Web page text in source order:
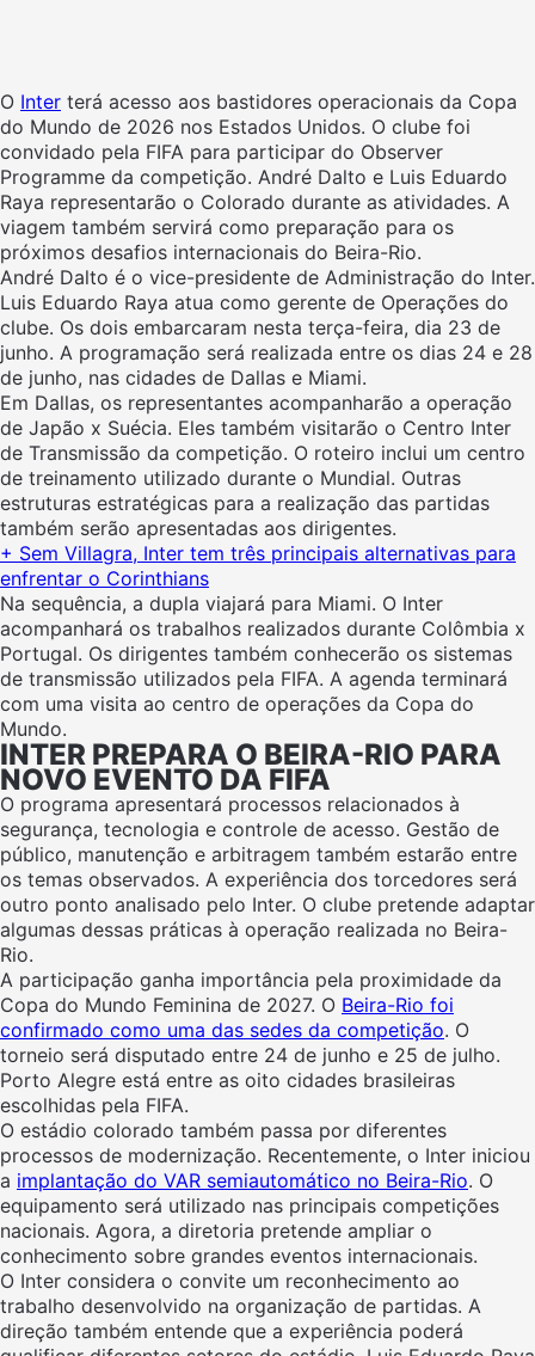
O Inter terá acesso aos bastidores operacionais da Copa
do Mundo de 2026 nos Estados Unidos. O clube foi
convidado pela FIFA para participar do Observer
Programme da competição. André Dalto e Luis Eduardo
Raya representarão o Colorado durante as atividades. A
viagem também servirá como preparação para os
próximos desafios internacionais do Beira-Rio.
André Dalto é o vice-presidente de Administração do Inter.
Luis Eduardo Raya atua como gerente de Operações do
clube. Os dois embarcaram nesta terça-feira, dia 23 de
junho. A programação será realizada entre os dias 24 e 28
de junho, nas cidades de Dallas e Miami.
Em Dallas, os representantes acompanharão a operação
de Japão x Suécia. Eles também visitarão o Centro Inter
de Transmissão da competição. O roteiro inclui um centro
de treinamento utilizado durante o Mundial. Outras
estruturas estratégicas para a realização das partidas
também serão apresentadas aos dirigentes.
+ Sem Villagra, Inter tem três principais alternativas para
enfrentar o Corinthians
Na sequência, a dupla viajará para Miami. O Inter
acompanhará os trabalhos realizados durante Colômbia x
Portugal. Os dirigentes também conhecerão os sistemas
de transmissão utilizados pela FIFA. A agenda terminará
com uma visita ao centro de operações da Copa do
Mundo.
INTER PREPARA O BEIRA-RIO PARA
NOVO EVENTO DA FIFA
O programa apresentará processos relacionados à
segurança, tecnologia e controle de acesso. Gestão de
público, manutenção e arbitragem também estarão entre
os temas observados. A experiência dos torcedores será
outro ponto analisado pelo Inter. O clube pretende adaptar
algumas dessas práticas à operação realizada no Beira-
Rio.
A participação ganha importância pela proximidade da
Copa do Mundo Feminina de 2027. O Beira-Rio foi
confirmado como uma das sedes da competição. O
torneio será disputado entre 24 de junho e 25 de julho.
Porto Alegre está entre as oito cidades brasileiras
escolhidas pela FIFA.
O estádio colorado também passa por diferentes
processos de modernização. Recentemente, o Inter iniciou
a implantação do VAR semiautomático no Beira-Rio. O
equipamento será utilizado nas principais competições
nacionais. Agora, a diretoria pretende ampliar o
conhecimento sobre grandes eventos internacionais.
O Inter considera o convite um reconhecimento ao
trabalho desenvolvido na organização de partidas. A
direção também entende que a experiência poderá